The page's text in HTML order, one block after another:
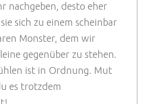
nachgeben, desto eher
sich zu einem scheinbar
Monster, dem wir
gegenüber zu stehen.
ist in Ordnung. Mut
es trotzdem